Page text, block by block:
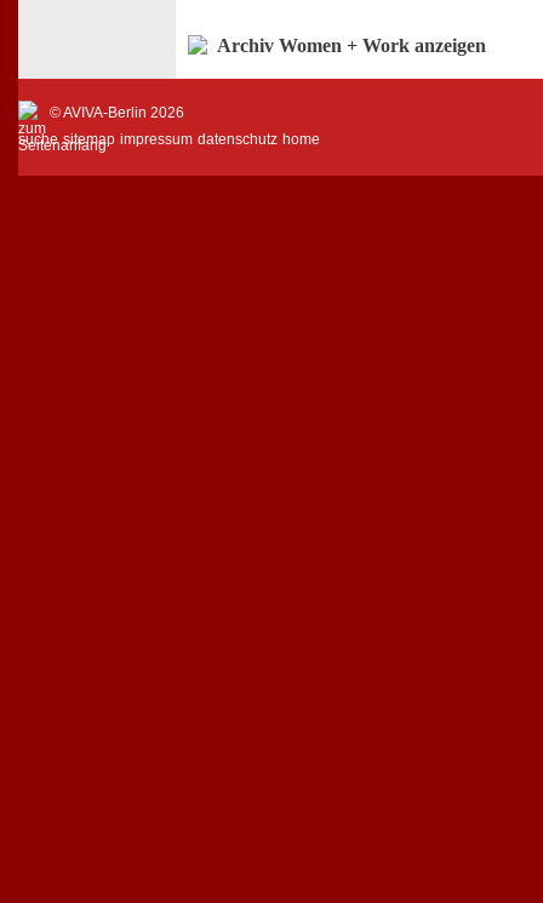
Archiv Women + Work anzeigen
© AVIVA-Berlin 2026
suche sitemap impressum datenschutz home